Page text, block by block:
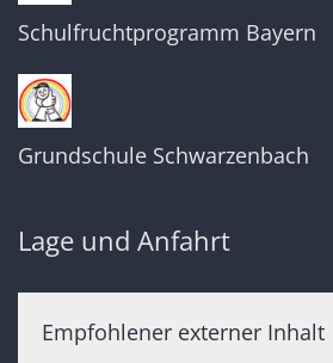
Schulfruchtprogramm Bayern
Grundschule Schwarzenbach
Lage und Anfahrt
Empfohlener externer Inhalt